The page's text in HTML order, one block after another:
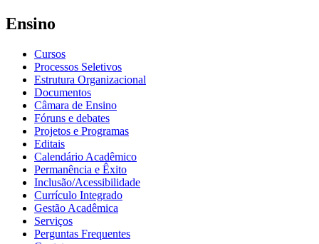
Ensino
Cursos
Processos Seletivos
Estrutura Organizacional
Documentos
Câmara de Ensino
Fóruns e debates
Projetos e Programas
Editais
Calendário Acadêmico
Permanência e Êxito
Inclusão/Acessibilidade
Currículo Integrado
Gestão Acadêmica
Serviços
Perguntas Frequentes